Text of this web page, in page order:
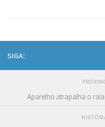
SIGA:
Aparelho atrapalha o rala